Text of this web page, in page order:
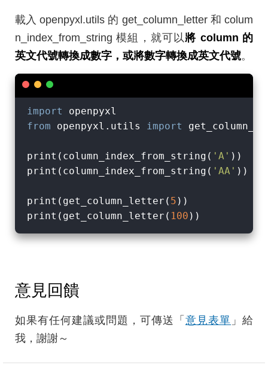
載入 openpyxl.utils 的 get_column_letter 和 colum
n_index_from_string 模組，就可以將 column 的
英文代號轉換成數字，或將數字轉換成英文代號。
import
from openpyxl.utils import
print(column_index_from_string( 'A' ))
print(column_index_from_string( 'AA' ))
print(get_column_letter( 5 ))
print(get_column_letter( 100 ))
意見回饋
如果有任何建議或問題，可傳送「 意見表單 」給
我，謝謝～